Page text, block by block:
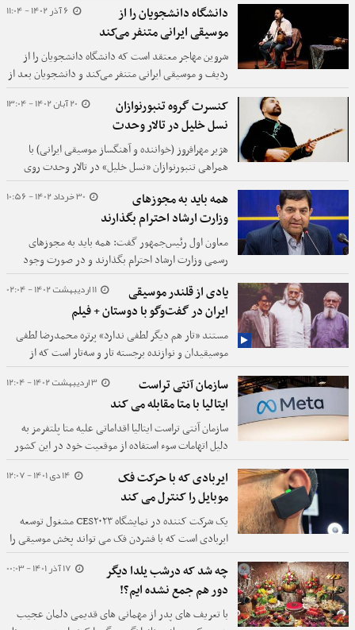
6 آذر 1402 - 11:04
دانشگاه دانشجویان را از
موسیقی ایرانی متنفر می‌کند
شروین مهاجر معتقد است که دانشگاه دانشجویان را از
ردیف و موسیقی ایرانی متنفر می‌کند و دانشجویان بعد از
تحصیل در دانشگاه تازه به دنبال یادگیری موسیقی
هستند.
20 آبان 1402 - 13:04
کنسرت گروه تنبورنوازان
نسل خلیل در تالار وحدت
هژیر مهرافروز (خواننده و آهنگساز موسیقی ایرانی) با
همراهی تنبورنوازان «نسل خلیل» در تالار وحدت روی
صحنه خواهد رفت.
30 خرداد 1402 - 10:56
همه باید به مجوزهای
وزارت ارشاد احترام بگذارند
معاون اول رئیس‌جمهور گفت: همه باید به مجوزهای
رسمی وزارت ارشاد احترام بگذارند و در صورت وجود
برخی اشکالات احتمالی، این مسائل را از طریق مرجع
صادرکننده مجوز پیگیری کنند. 11 اردیبهشت 1402 - 02:04
یادی از قلندر موسیقی
ایران در گفت‌وگو با دوستان + فیلم
مستند «تار هم دیگر لطفی ندارد» پرتره محمدرضا لطفی
موسیقیدان و نوازنده برجسته تار و سه‌تار است که از
تلویزیون پخش می‌شود.
3 اردیبهشت 1402 - 12:04
سازمان آنتی تراست
ایتالیا با متا مقابله می کند
سازمان آنتی تراست ایتالیا اقداماتی علیه متا پلتفرمز به
دلیل اتهامات سوء استفاده از موقعیت خود در این کشور
اتخاذ کرده است.
14 دی 1401 - 12:07
ایربادی که با حرکت فک
موبایل را کنترل می کند
یک شرکت کننده در نمایشگاه CES۲۰۲۳ مشغول توسعه
ایربادی است که با فشردن فک می تواند پخش موسیقی را
کنترل کند و قرار است قابلیت های بیشتری به آن بیفزاید.
17 آذر 1401 - 00:03
چه شد که درشب یلدا دیگر
دور هم جمع نشده ایم؟!
با تعریف های پدر از مهمانی های قدیمی دلمان عجیب